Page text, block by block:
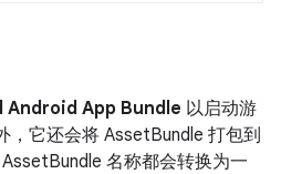
Android App Bundle 以启动游
，它还会将 AssetBundle 打包到
名称都会转换为一